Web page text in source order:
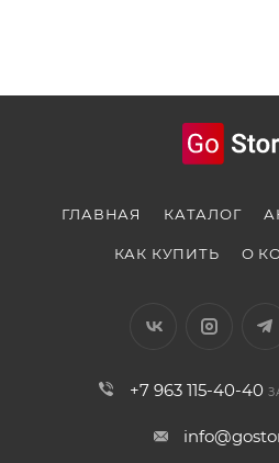
ГЛАВНАЯ КАТАЛОГ
КАК КУПИТЬ О
+7 963 115-40-40